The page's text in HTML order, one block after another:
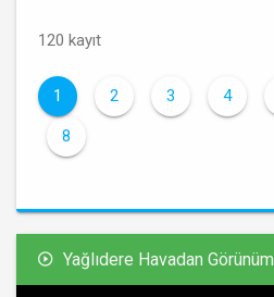
120 kayıt
1 2 3 4
8
Yağlıdere Havadan Görünüm